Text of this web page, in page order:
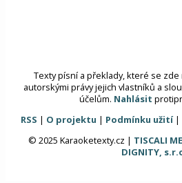
Texty písní a překlady, které se
autorskými právy jejich vlastníků a
účelům. Nahlásit
RSS | O projektu | Podmínku užití|
© 2025 Karaoketexty.cz | TISCALI
DIGNITY,